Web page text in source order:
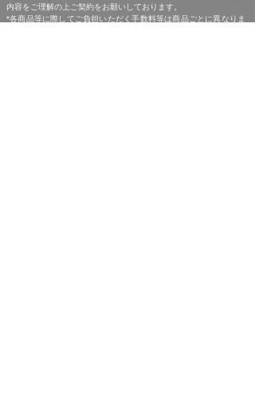
内容をご理解の上ご契約をお願いしております。
*各商品等に際してご負担いただく手数料等は商品ごとに異なりま